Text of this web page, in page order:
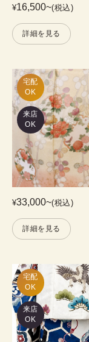
¥16,500~(税込)
詳細を見る
宅配
OK
来店
OK
¥33,000~(税込)
詳細を見る
宅配
OK
来店
OK